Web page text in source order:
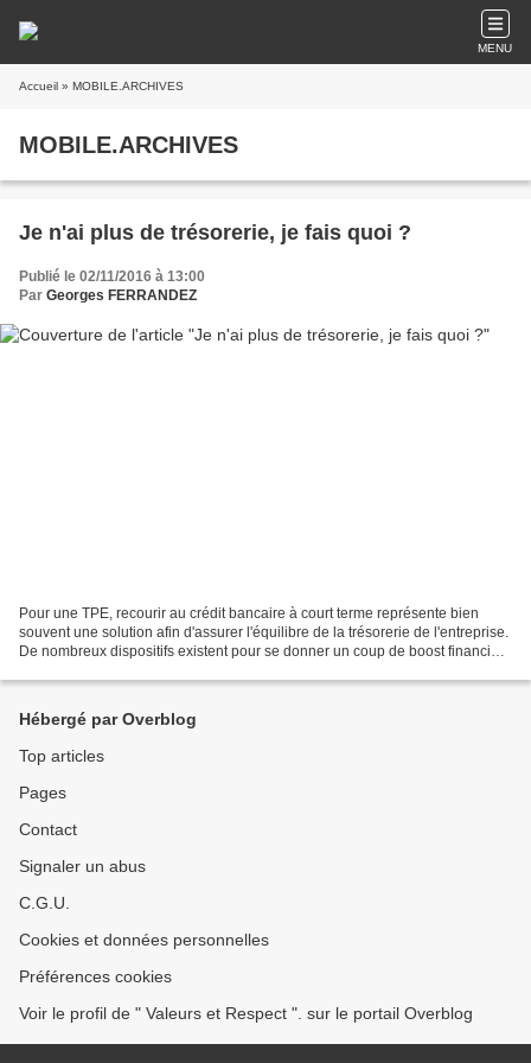
MENU
Accueil » MOBILE.ARCHIVES
MOBILE.ARCHIVES
Je n'ai plus de trésorerie, je fais quoi ?
Publié le 02/11/2016 à 13:00
Par Georges FERRANDEZ
Pour une TPE, recourir au crédit bancaire à court terme représente bien
souvent une solution afin d'assurer l'équilibre de la trésorerie de l'entreprise.
De nombreux dispositifs existent pour se donner un coup de boost financier
Hébergé par Overblog
Top articles
Pages
Contact
Signaler un abus
C.G.U.
Cookies et données personnelles
Préférences cookies
Voir le profil de " Valeurs et Respect ". sur le portail Overblog